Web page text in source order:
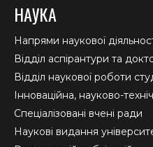
НАУКА
Напрями наукової
Відділ аспірантури та
Відділ наукової роботи
Інноваційна, науково-
Спеціалізовані вчені ради
Наукові видання